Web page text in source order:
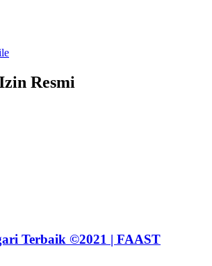
Resmi
Terbaik ©2021 | FAAST